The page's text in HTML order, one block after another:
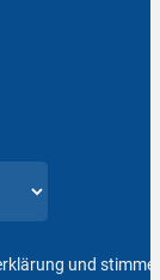
und